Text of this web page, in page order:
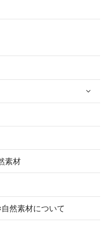
素材
然素材について